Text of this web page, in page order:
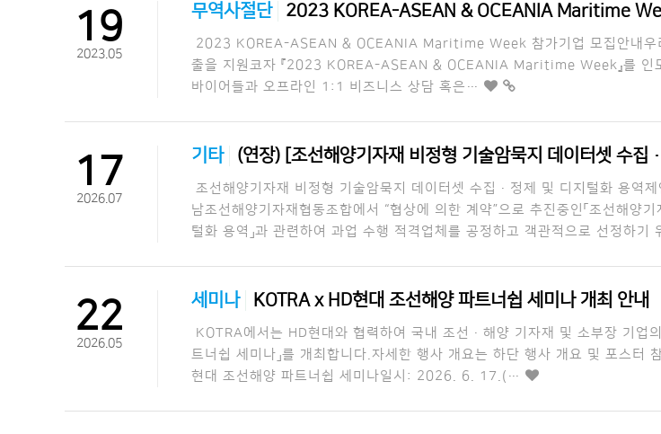
19
2023.05
무역사절단 2023 KOREA-ASEAN & OCEANIA Maritime
2023 KOREA-ASEAN & OCEANIA Maritime Week 참가기업 모집안내우
출을 지원코자 『2023 KOREA-ASEAN & OCEANIA Maritime Week』를 인
바이어들과 오프라인 1:1 비즈니스 상담 혹은…
17
2026.07
기타 (연장) [조선해양기자재 비정형 기술암묵지 데이터셋 수집·정
조선해양기자재 비정형 기술암묵지 데이터셋 수집·정제 및 디지털화 용역
남조선해양기자재협동조합에서 “협상에 의한 계약”으로 추진중인「조선해양
털화 용역」과 관련하여 과업 수행 적격업체를 공정하고 객관적으로 선정하
22
2026.05
세미나 KOTRA x HD현대 조선해양 파트너쉽 세미나 개최 안내
KOTRA에서는 HD현대와 협력하여 국내 조선·해양 기자재 및 소부장 기업
트너쉽 세미나」를 개최합니다.자세한 행사 개요는 하단 행사 개요 및 포스
현대 조선해양 파트너쉽 세미나일시: 2026. 6. 17.(…